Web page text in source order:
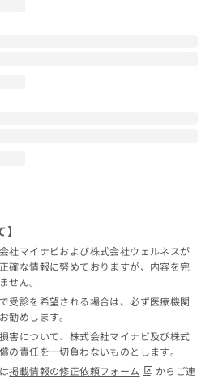
社マイナビおよび株式会社ウェルネスが
確な情報に努めておりますが、内容を完
せん。
受診を希望される場合は、必ず医療機関
勧めします。
害について、株式会社マイナビ及び株式
の責任を一切負わないものとします。
掲載情報の修正依頼フォーム
からご連